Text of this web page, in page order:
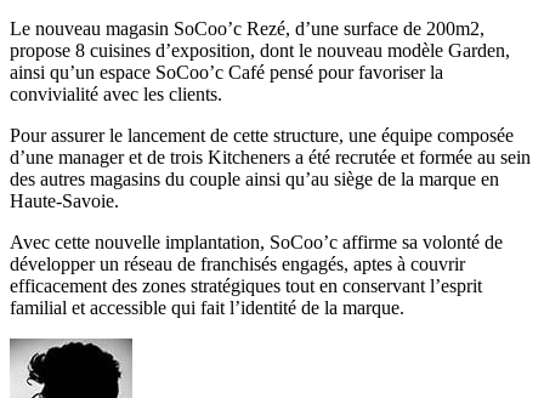
Le nouveau magasin SoCoo’c Rezé, d’une surface de 200m2,
propose 8 cuisines d’exposition, dont le nouveau modèle Garden,
ainsi qu’un espace SoCoo’c Café pensé pour favoriser la
convivialité avec les clients.
Pour assurer le lancement de cette structure, une équipe composée
d’une manager et de trois Kitcheners a été recrutée et formée au sein
des autres magasins du couple ainsi qu’au siège de la marque en
Haute-Savoie.
Avec cette nouvelle implantation, SoCoo’c affirme sa volonté de
développer un réseau de franchisés engagés, aptes à couvrir
efficacement des zones stratégiques tout en conservant l’esprit
familial et accessible qui fait l’identité de la marque.